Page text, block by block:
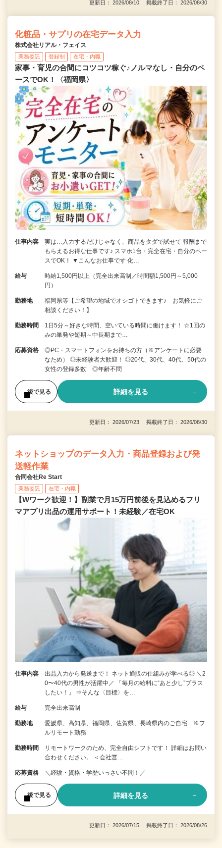
更新日： 2026/08/10 掲載終了日： 2026/08/30
化粧品・サプリの在宅データ入力
株式会社リアル・フェイス
業務委託 登録制 在宅・内職
家事・育児の合間にコツコツ稼ぐ♪ノルマなし・自分のペ
ースでOK！〈福岡県〉
仕事内容
実は…入力するだけじゃなく、商品をタダで試せて 報酬まで
もらえるお得な仕事です♪ スマホ1台・完全在宅・自分のペー
スでOK！ ▼こんなお仕事です 化…
給与
時給1,500円以上（完全出来高制／時間額1,500円～5,000
円）
勤務地
福岡県等【ご希望の地域でオシゴトできます♪ お気軽にご
相談ください！】
勤務時間
1日5分～好きな時間、空いている時間に働けます！ ☆1回の
みの単発や短期～中長期まで…
応募資格
◎PC・スマートフォンをお持ちの方（※アンケートに必要
なため） ◎未経験者大歓迎！ ◎20代、30代、40代、50代の
女性の登録多数 ◎年齢不問
後で見る 詳細を見る
更新日： 2026/07/23 掲載終了日： 2026/08/30
ネットショップのデータ入力・商品登録および発
送軽作業
合同会社Re Start
業務委託 在宅・内職
【Wワーク歓迎！】副業で月15万円前後を見込めるフリ
マアプリ出品の運用サポート！未経験／在宅OK
仕事内容
出品入力から発送まで！ ネット通販の仕組みが学べる◎ ＼2
0〜40代の男性が活躍中／ 「毎月の給料に“あと少し”プラス
したい！」 ⇒そんな〈目標〉を…
給与 完全出来高制
勤務地
愛媛県、高知県、福岡県、佐賀県、長崎県内のご自宅 ※フ
ルリモート勤務
勤務時間
リモートワークのため、完全自由シフトです！ 詳細はお問い
合わせください。 ＜会社営…
応募資格 ＼経験・資格・学歴いっさい不問！／
後で見る 詳細を見る
更新日： 2026/07/15 掲載終了日： 2026/08/26